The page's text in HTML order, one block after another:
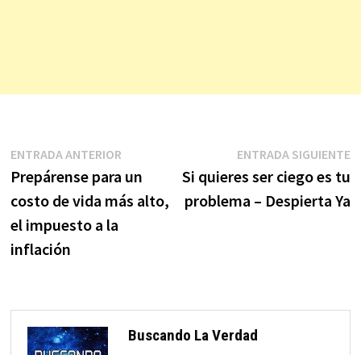
Navegación
de
entradas
ENTRADA ANTERIOREntrada
anterior:
Prepárense para un
costo de vida más alto,
el impuesto a la
inflación
ENTRADA SIGUIENTE
Si quieres ser ciego es tu
problema – Despierta Ya
Buscando La Verdad